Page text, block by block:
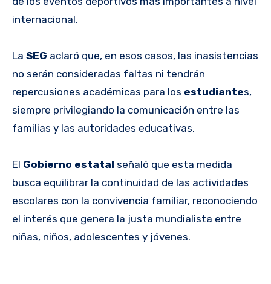
internacional.
La SEG aclaró que, en esos casos, las inasistencias
no serán consideradas faltas ni tendrán
repercusiones académicas para los estudiantes,
siempre privilegiando la comunicación entre las
familias y las autoridades educativas.
El Gobierno estatal señaló que esta medida
busca equilibrar la continuidad de las actividades
escolares con la convivencia familiar, reconociendo
el interés que genera la justa mundialista entre
niñas, niños, adolescentes y jóvenes.